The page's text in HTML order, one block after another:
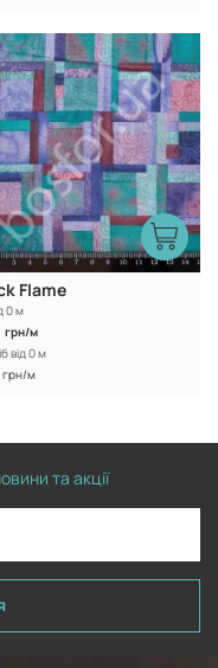
Flame
0 м
грн/м
від 0 м
грн/м
та акції